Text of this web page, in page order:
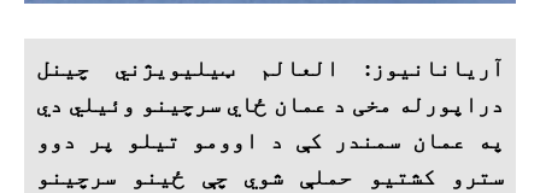
آریانانیوز: العالم ټيلیویژني چینل
دراپورله مخی د عمان ځاي سرچینو وئيلي دي
په عمان سمندر کې د اوومو تیلو پر دوو
سترو کشتیو حملې شوي چې ځینو سرچینو